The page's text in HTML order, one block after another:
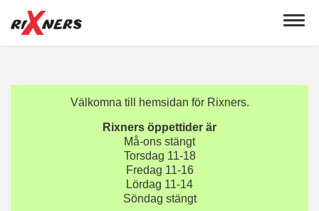
Toggle
Välkomna till hemsidan för Rixners.
Rixners öppettider är
Må-ons stängt
Torsdag 11-18
Fredag 11-16
Lördag 11-14
Söndag stängt